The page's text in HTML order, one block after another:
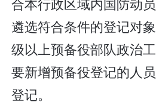
遴选符合条件的登记对
级以上预备役部队政治
要新增预备役登记的人
登记。